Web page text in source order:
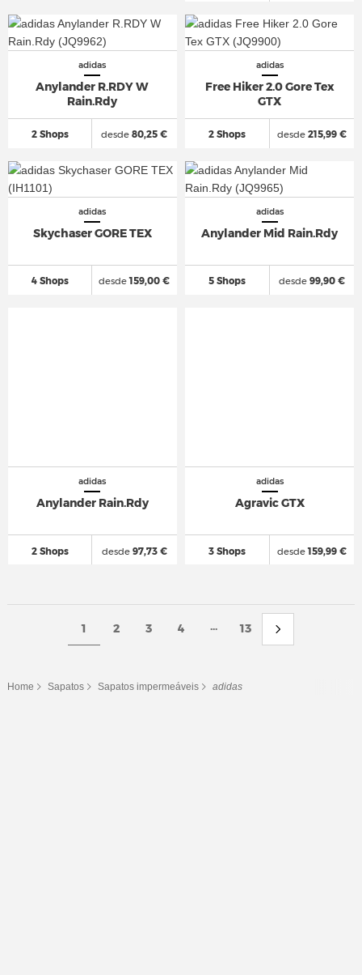
adidas
Anylander R.RDY W
Rain.Rdy
2 Shops desde 80,25 €
adidas
Free Hiker 2.0 Gore Tex
GTX
2 Shops desde215,99 €
adidas
Skychaser GORE TEX
4 Shops desde159,00 €
adidas
Anylander Mid Rain.Rdy
5 Shops desde99,90 €
adidas
Anylander Rain.Rdy
2 Shops desde97,73 €
adidas
Agravic GTX
3 Shops desde159,99 €
1 2 3 4 ... 13
Home Sapatos Sapatos impermeáveis adidas